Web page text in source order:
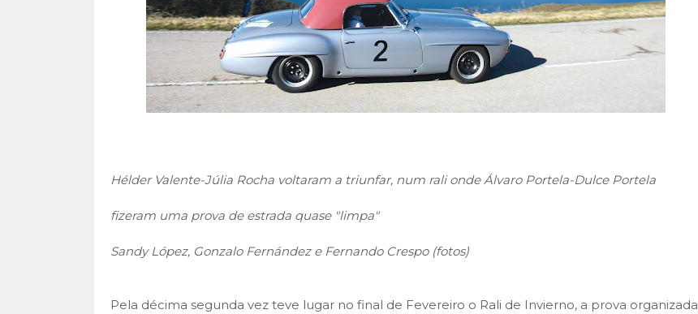
Hélder Valente-Júlia Rocha voltaram a triunfar, num rali onde Álvaro Portela-Dulce Portela
fizeram uma prova de estrada quase "limpa"
Sandy López, Gonzalo Fernández e Fernando Crespo (fotos)
Pela décima segunda vez teve lugar no final de Fevereiro o Rali de Invierno, a prova organizada